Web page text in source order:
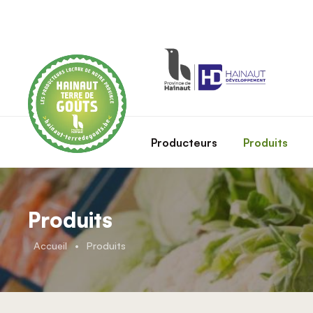
Producteurs Produits
Produits
Accueil • Produits